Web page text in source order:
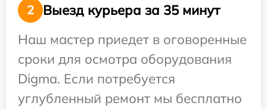
2
Выезд курьера за 35 минут
Наш мастер приедет в оговоренные
сроки для осмотра оборудования
Digma. Если потребуется
углубленный ремонт мы бесплатно